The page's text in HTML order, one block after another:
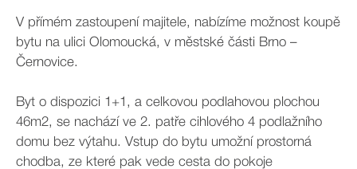
V přímém zastoupení majitele, nabízíme možnost koupě
bytu na ulici Olomoucká, v městské části Brno –
Černovice.
Byt o dispozici 1+1, a celkovou podlahovou plochou
46m2, se nachází ve 2. patře cihlového 4 podlažního
domu bez výtahu. Vstup do bytu umožní prostorná
chodba, ze které pak vede cesta do pokoje